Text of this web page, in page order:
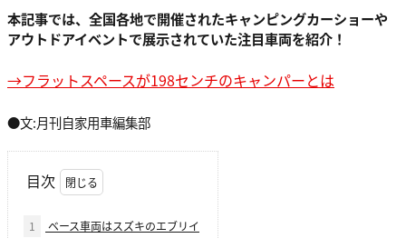
本記事では、全国各地で開催されたキャンピングカーショーや
アウトドアイベントで展示されていた注目車両を紹介！
→フラットスペースが198センチのキャンパーとは
●文:月刊自家用車編集部
目次
1 ベース車両はスズキのエブリイ